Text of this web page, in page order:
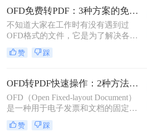
存储。相比之下，便携文档格式
（PDF）则因其跨平台兼容性与广泛
支持而成为最流行的文件格式之一。
因此，需要将OFD文件转换成PDF格
式是很常见的情况。那么如何将ofd文
件转换成pdf呢？本文将详细介绍三种
转换。
OFD免费转PDF：3种方案的免费额度和转换效果实测！
不知道大家在工作时有没有遇到过
OFD格式的文件，它是为了解决各个
部门之间格式不统一的问题，而由我
们国家自主研发的一种文件格式。这
优点，所以受到了不少人的喜爱，不
过随着而来就有一个问题，就是这种
格式的文件现在的使用群体还不够广
泛，传输与查看起来有一点麻烦，其
实要解决这个问题也很简单，只能ofd
转pdf。接下来一起看看怎么免费把
赞 踩
OFD转PDF快速操作：2种方法的转换速度和格式完整性对比！
OFD（Open Fixed-layout Document）
是一种用于电子发票和文档的固定版
式文件格式，广泛应用于中国的政府
和企业中。然而，在实际使用中，有
赞 踩